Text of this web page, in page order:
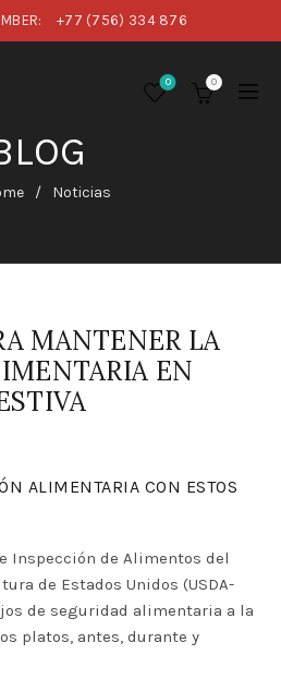
+77 (756) 334 876
0 0
Noticias
MANTENER LA
EN
ALIMENTARIA CON ESTOS
Inspección de Alimentos del
de Estados Unidos (USDA-
de seguridad alimentaria a la
platos, antes, durante y